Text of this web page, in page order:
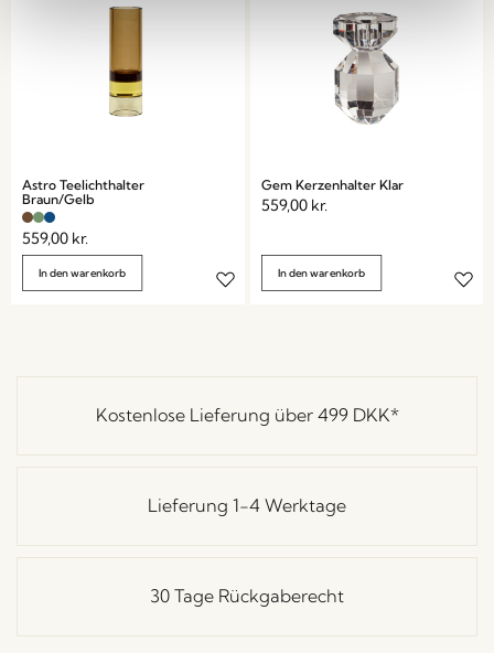
Astro Teelichthalter
Braun/Gelb
559,00 kr.
In den warenkorb
Gem Kerzenhalter Klar
559,00 kr.
In den warenkorb
Kostenlose Lieferung über 499 DKK*
Lieferung 1-4 Werktage
30 Tage Rückgaberecht